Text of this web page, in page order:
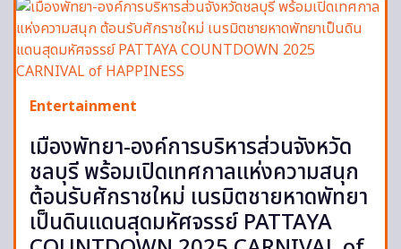
Entertainment
เมืองพัทยา-องค์การบริหารส่วนจังหวัด
ชลบุรี พร้อมเปิดเทศกาลแห่งความสนุก
ต้อนรับศักราชใหม่ เนรมิตชายหาดพัทยา
เป็นดินแดนสุดมหัศจรรย์ PATTAYA